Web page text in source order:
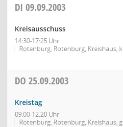
DI 09.09.2003
Kreisausschuss
14:30-17:25 Uhr
Rotenburg, Rotenburg, Kreishaus,
DO 25.09.2003
Kreistag
09:00-12:20 Uhr
Rotenburg, Rotenburg, Kreishaus,